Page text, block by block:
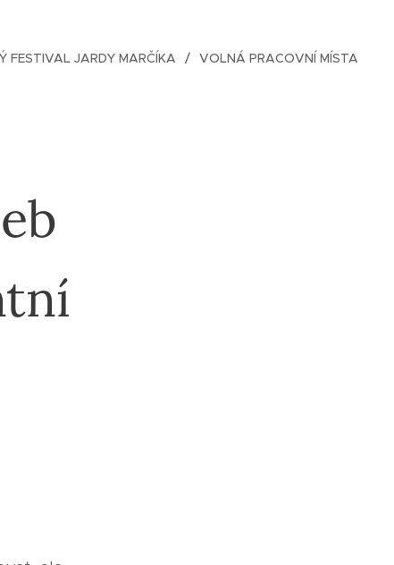
FESTIVAL JARDY MARČÍKA VOLNÁ PRACOVNÍ MÍSTA